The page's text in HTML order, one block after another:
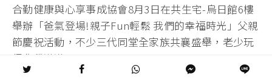
合勤健康與心享事成協會8月3日在共生宅-烏日館6樓
舉辦「爸氣登場!親子Fun輕鬆 我們的幸福時光」父親
節慶祝活動，不少三代同堂全家族共襄盛舉，老少玩
得收穫滿滿！